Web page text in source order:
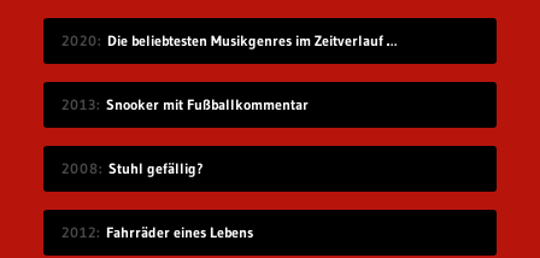
2020 Die beliebtesten Musikgenres im Zeitverlauf (1910-2019)
2013 Snooker mit Fußballkommentar
2008 Stuhl gefällig?
2012 Fahrräder eines Lebens